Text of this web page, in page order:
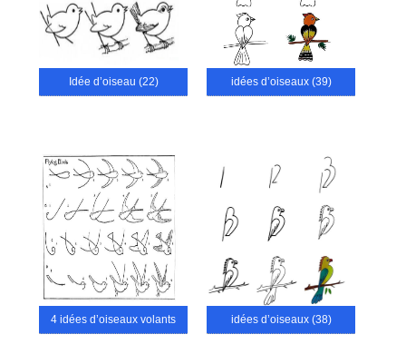
Idée d’oiseau (22) idées d’oiseaux (39)
4 idées d’oiseaux volants idées d’oiseaux (38)